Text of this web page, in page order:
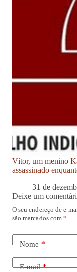
Vítor, um menino
assassinado
31 de
Deixe um
O seu endereço de e-
são marcados com *
Nome*
E-mail*